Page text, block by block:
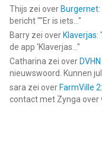
Thijs zei over Burgernet:
bericht ""Er is iets... "
Barry zei over Klaverjas: "
de app ‘Klaverjas... "
Catharina zei over
nieuwswoord. Kunnen
sara zei over FarmVille
contact met Zynga over